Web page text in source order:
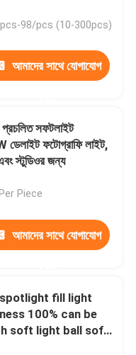
pcs-98/pcs (10-300pcs)
আমাদের সাথে যোগাযোগ
সফটলাইট
ডেলাইট ফটোগ্রাফি লাইট,
স্টুডিওর জন্য
Piece
আমাদের সাথে যোগাযোগ
fill light
100% can be
soft light ball soft
for portrait